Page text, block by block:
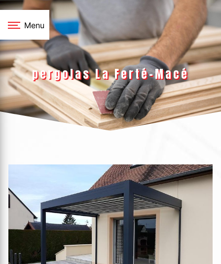
Panneau de gestion des cookies
Menu
pergolas La Ferté-Macé